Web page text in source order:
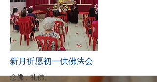
媒介 Medium: 华语 Mandarin
联络 Contact: 玉云+65 9639 0867
慧菁 Wai Cheng:+6017-258 4640
More
新月祈愿初一供佛法会
念佛，礼佛。